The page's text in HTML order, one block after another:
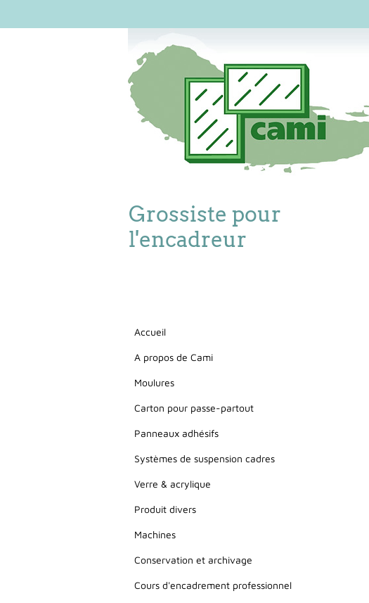
Grossiste pour
l'encadreur
Accueil
A propos de Cami
Moulures
Carton pour passe-partout
Panneaux adhésifs
Systèmes de suspension cadres
Verre & acrylique
Produit divers
Machines
Conservation et archivage
Cours d'encadrement professionnel